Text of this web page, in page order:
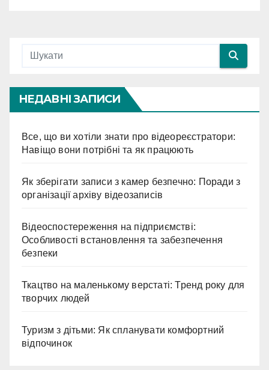
НЕДАВНІ ЗАПИСИ
Все, що ви хотіли знати про відеореєстратори:
Навіщо вони потрібні та як працюють
Як зберігати записи з камер безпечно: Поради з
організації архіву відеозаписів
Відеоспостереження на підприємстві:
Особливості встановлення та забезпечення
безпеки
Ткацтво на маленькому верстаті: Тренд року для
творчих людей
Туризм з дітьми: Як спланувати комфортний
відпочинок